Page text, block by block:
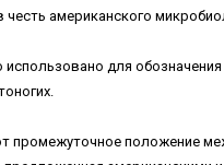
американского
для
промежуточное положение